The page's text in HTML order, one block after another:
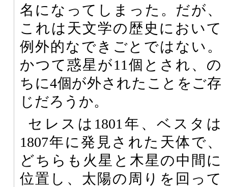
名になってしまった。だが、
これは天文学の歴史において
例外的なできごとではない。
かつて惑星が11個とされ、の
ちに4個が外されたことをご存
じだろうか。
セレスは1801年、ベスタは
1807年に発見された天体で、
どちらも火星と木星の中間に
位置し、太陽の周りを回って